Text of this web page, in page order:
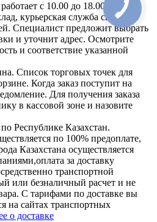
с 10.00 до 18.00. Когда
курьерская служба свяжется
Специалист предложит выбрать
и уточнит адрес. Осмотрите
и соответствие указанной
Список торговых точек для
Когда заказ поступит на
Для получения заказа
в кассовой зоне и назовите
Республике Казахстан.
по 100% предоплате,
Казахстана осуществляется
за доставку
транспортной
или безналичный расчет и не
С тарифами по доставке вы
на сайтах транспортных
о доставке